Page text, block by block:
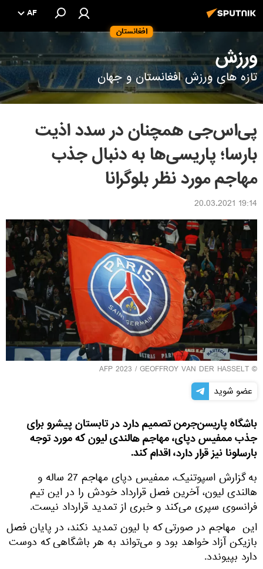
افغانستان
AF
ورزش
تازه های ورزش افغانستان و جهان
پی‌اس‌جی همچنان در سدد اذیت
بارسا؛ پاریسی‌ها به دنبال جذب
مهاجم مورد نظر بلوگرانا
19:14 20.03.2021
© AFP 2023 / GEOFFROY VAN DER HASSELT
عضو شوید
باشگاه پاریسن‌جرمن تصمیم دارد در تابستان پیشرو برای
جذب ممفیس دپای، مهاجم هالندی لیون که مورد توجه
بارسلونا نیز قرار دارد، اقدام کند.
به گزارش اسپوتنیک، ممفیس دپای مهاجم 27 ساله و
هالندی لیون، آخرین فصل قرارداد خودش را در این تیم
فرانسوی سپری می‌کند و خبری از تمدید قرارداد نیست.
این مهاجم در صورتی که با لیون تمدید نکند، در پایان فصل
بازیکن آزاد خواهد بود و می‌تواند به هر باشگاهی که دوست
دارد بپیوندد.